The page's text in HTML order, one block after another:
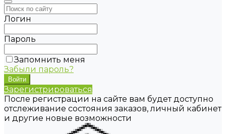
Логин
Пароль
Запомнить меня
Забыли пароль?
Зарегистрироваться
После регистрации на сайте вам будет доступно
отслеживание состояния заказов, личный кабинет
и другие новые возможности